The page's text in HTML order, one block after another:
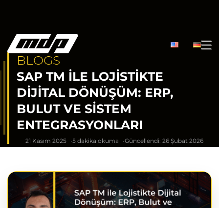
BLOGS
SAP TM ILE LOJISTIKTE
DIJITAL DÖNÜŞÜM: ERP,
BULUT VE SISTEM
ENTEGRASYONLARI
21 Kasım 2025 5 dakika okuma Güncellendi: 26 Şubat 2026